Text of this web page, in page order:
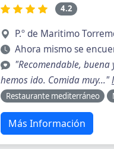
4.2
P.º de Maritimo
Ahora mismo se
"Recomendable,
hemos ido. Comida muy..."
Restaurante mediterráneo
Más Información